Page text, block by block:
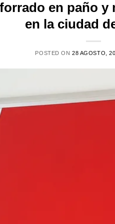
en paño
en la ciudad
POSTED ON28 AGOSTO,